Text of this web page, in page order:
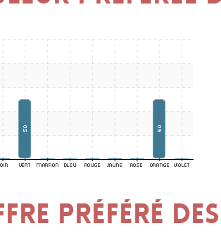
préféré des